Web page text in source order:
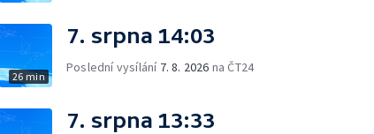
26 min
7. srpna 14:03
Poslední vysílání 7. 8. 2026 na ČT24
7. srpna 13:33